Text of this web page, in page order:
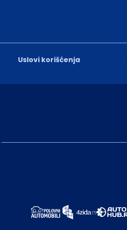
Uslovi korišćenja